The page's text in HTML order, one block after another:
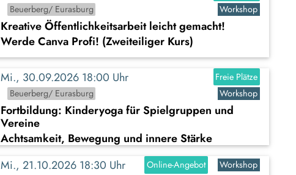
Beuerberg/ Eurasburg
Workshop
Kreative Öffentlichkeitsarbeit leicht gemacht!
Werde Canva Profi! (Zweiteiliger Kurs)
Mi., 30.09.2026 18:00 Uhr
Freie Plätze
Beuerberg/ Eurasburg
Workshop
Fortbildung: Kinderyoga für Spielgruppen und
Vereine
Achtsamkeit, Bewegung und innere Stärke
Mi., 21.10.2026 18:30 Uhr
Online-Angebot Workshop